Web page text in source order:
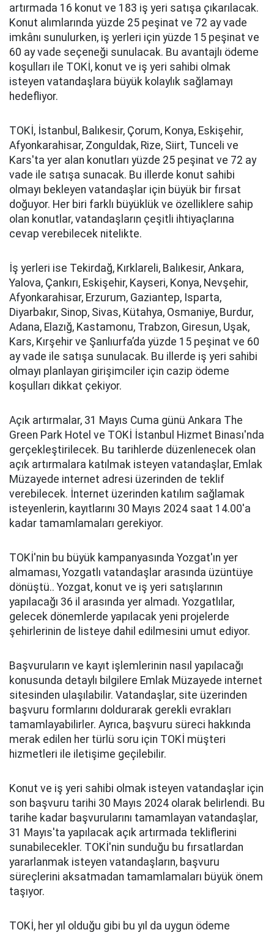
artırmada 16 konut ve 183 iş yeri satışa çıkarılacak.
Konut alımlarında yüzde 25 peşinat ve 72 ay vade
imkânı sunulurken, iş yerleri için yüzde 15 peşinat ve
60 ay vade seçeneği sunulacak. Bu avantajlı ödeme
koşulları ile TOKİ, konut ve iş yeri sahibi olmak
isteyen vatandaşlara büyük kolaylık sağlamayı
hedefliyor.
TOKİ, İstanbul, Balıkesir, Çorum, Konya, Eskişehir,
Afyonkarahisar, Zonguldak, Rize, Siirt, Tunceli ve
Kars'ta yer alan konutları yüzde 25 peşinat ve 72 ay
vade ile satışa sunacak. Bu illerde konut sahibi
olmayı bekleyen vatandaşlar için büyük bir fırsat
doğuyor. Her biri farklı büyüklük ve özelliklere sahip
olan konutlar, vatandaşların çeşitli ihtiyaçlarına
cevap verebilecek nitelikte.
İş yerleri ise Tekirdağ, Kırklareli, Balıkesir, Ankara,
Yalova, Çankırı, Eskişehir, Kayseri, Konya, Nevşehir,
Afyonkarahisar, Erzurum, Gaziantep, Isparta,
Diyarbakır, Sinop, Sivas, Kütahya, Osmaniye, Burdur,
Adana, Elazığ, Kastamonu, Trabzon, Giresun, Uşak,
Kars, Kırşehir ve Şanlıurfa’da yüzde 15 peşinat ve 60
ay vade ile satışa sunulacak. Bu illerde iş yeri sahibi
olmayı planlayan girişimciler için cazip ödeme
koşulları dikkat çekiyor.
Açık artırmalar, 31 Mayıs Cuma günü Ankara The
Green Park Hotel ve TOKİ İstanbul Hizmet Binası'nda
gerçekleştirilecek. Bu tarihlerde düzenlenecek olan
açık artırmalara katılmak isteyen vatandaşlar, Emlak
Müzayede internet adresi üzerinden de teklif
verebilecek. İnternet üzerinden katılım sağlamak
isteyenlerin, kayıtlarını 30 Mayıs 2024 saat 14.00'a
kadar tamamlamaları gerekiyor.
TOKİ'nin bu büyük kampanyasında Yozgat'ın yer
almaması, Yozgatlı vatandaşlar arasında üzüntüye
dönüştü.. Yozgat, konut ve iş yeri satışlarının
yapılacağı 36 il arasında yer almadı. Yozgatlılar,
gelecek dönemlerde yapılacak yeni projelerde
şehirlerinin de listeye dahil edilmesini umut ediyor.
Başvuruların ve kayıt işlemlerinin nasıl yapılacağı
konusunda detaylı bilgilere Emlak Müzayede internet
sitesinden ulaşılabilir. Vatandaşlar, site üzerinden
başvuru formlarını doldurarak gerekli evrakları
tamamlayabilirler. Ayrıca, başvuru süreci hakkında
merak edilen her türlü soru için TOKİ müşteri
hizmetleri ile iletişime geçilebilir.
Konut ve iş yeri sahibi olmak isteyen vatandaşlar için
son başvuru tarihi 30 Mayıs 2024 olarak belirlendi. Bu
tarihe kadar başvurularını tamamlayan vatandaşlar,
31 Mayıs'ta yapılacak açık artırmada tekliflerini
sunabilecekler. TOKİ'nin sunduğu bu fırsatlardan
yararlanmak isteyen vatandaşların, başvuru
süreçlerini aksatmadan tamamlamaları büyük önem
taşıyor.
TOKİ, her yıl olduğu gibi bu yıl da uygun ödeme